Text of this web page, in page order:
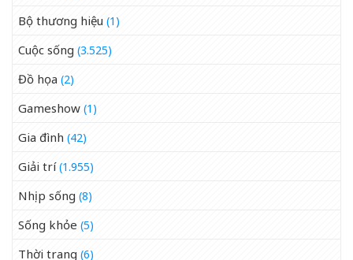
Bộ thương hiệu (1)
Cuộc sống (3.525)
Đồ họa (2)
Gameshow (1)
Gia đình (42)
Giải trí(1.955)
Nhịp sống (8)
Sống khỏe (5)
Thời trang (6)